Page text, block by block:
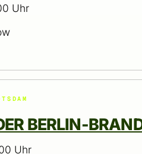
Uhr
BERLIN-
Uhr